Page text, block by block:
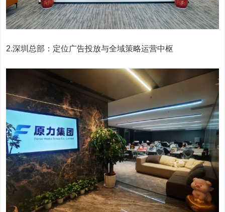
2.深圳总部：定位广告投放与全域策略运营中枢